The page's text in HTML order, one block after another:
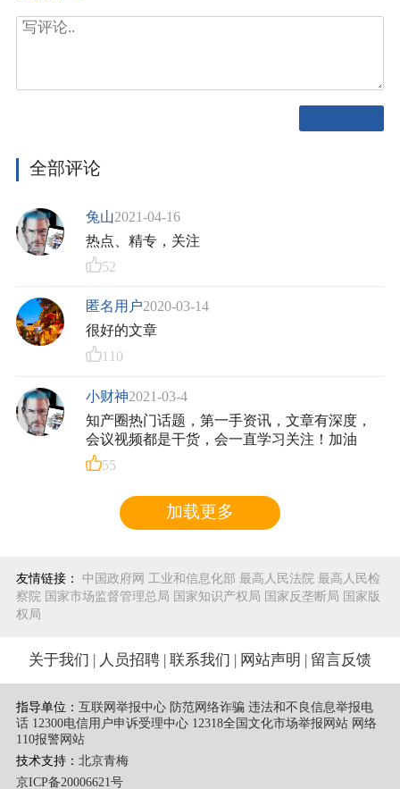
全部评论
兔山2021-04-16
热点、精专，关注
52
匿名用户2020-03-14
很好的文章
110
小财神2021-03-4
知产圈热门话题，第一手资讯，文章有深度，
会议视频都是干货，会一直学习关注！加油
55
加载更多
友情链接： 中国政府网 工业和信息化部 最高人民法院 最高人民检
察院 国家市场监督管理总局 国家知识产权局 国家反垄断局 国家版
权局
关于我们 人员招聘 联系我们 网站声明 留言反馈
指导单位： 互联网举报中心 防范网络诈骗 违法和不良信息举报电
话 12300电信用户申诉受理中心 12318全国文化市场举报网站 网络
110报警网站
技术支持： 北京青梅
京ICP备20006621号